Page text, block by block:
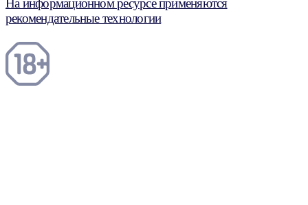
На информационном ресурсе применяются
рекомендательные технологии